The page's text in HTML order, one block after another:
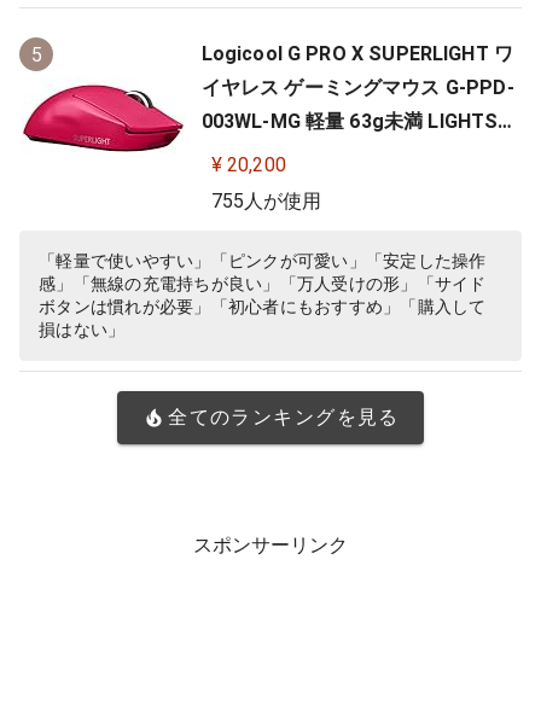
5
Logicool G PRO X SUPERLIGHT ワ
イヤレス ゲーミングマウス G-PPD-
003WL-MG 軽量 63g未満 LIGHTSP
EED HERO 25Kセンサー POWERPLA
Y 無線 充電 対応 ゲーミング マウス
正規品
¥ 20,200
755人が使用
「軽量で使いやすい」「ピンクが可愛い」「安定した操作
感」「無線の充電持ちが良い」「万人受けの形」「サイド
ボタンは慣れが必要」「初心者にもおすすめ」「購入して
損はない」
全てのランキングを見る
スポンサーリンク